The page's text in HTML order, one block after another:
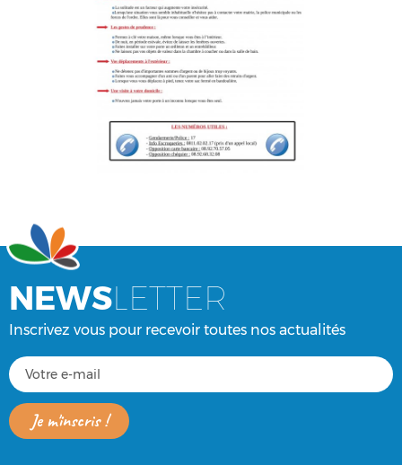
NEWSLETTER
Inscrivez vous pour recevoir toutes nos actualités